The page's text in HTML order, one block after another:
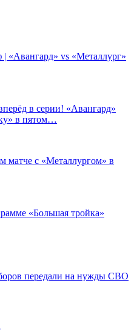
«Авангард» vs «Металлург»
в серии! «Авангард»
в пятом…
матче с «Металлургом» в
«Большая тройка»
передали на нужды СВО